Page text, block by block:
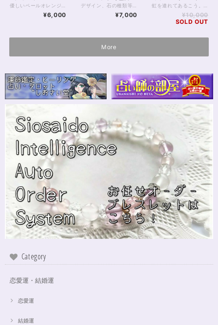
ォーツのブレスレッ
¥6,000
択可）
¥7,000
スレット17cm
¥10,000
SOLD OUT
More
Category
恋愛運・結婚運
恋愛運
結婚運